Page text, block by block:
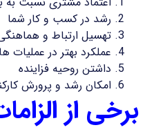
رشد در کسب و کار شما
تهسیل ارتباط و
عملکرد بهتر در عملیات ها
داشتن روحیه فزاینده
امکان رشد و پرورش
برخی از